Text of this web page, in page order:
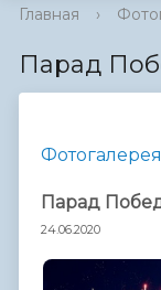
Главная ›
Парад
Фотогалерея
Парад
24.06.2020